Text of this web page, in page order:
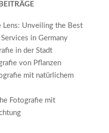
Lens: Unveiling the Best
in Germany
in der Stadt
von Pflanzen
mit natürlichem
Fotografie mit